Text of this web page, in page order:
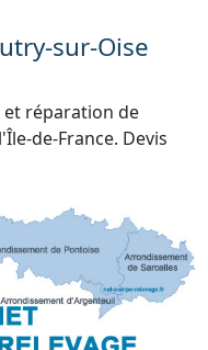
sur-Oise
réparation de
de-France. Devis